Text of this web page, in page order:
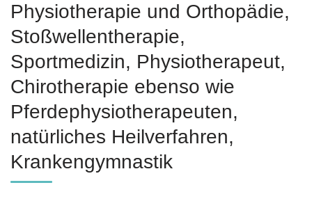
Physiotherapie und Orthopädie,
Stoßwellentherapie,
Sportmedizin, Physiotherapeut,
Chirotherapie ebenso wie
Pferdephysiotherapeuten,
natürliches Heilverfahren,
Krankengymnastik